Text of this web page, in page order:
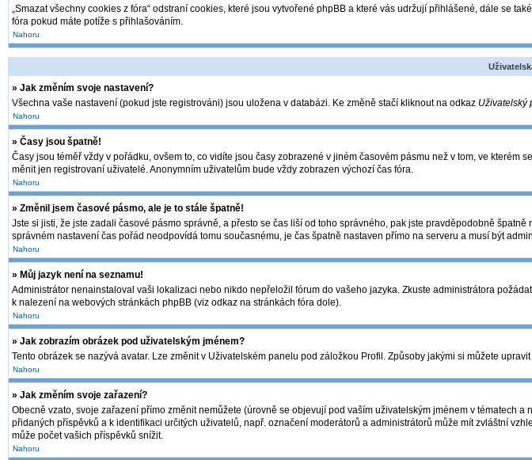
„Smazat všechny cookies z fóra“ odstraní cookies, které jsou vytvořené phpBB a které vás udržují přihlášené, dále se
fóra pokud máte potíže s přihlašováním.
Nahoru
» Jak změním svoje nastavení?
Všechna vaše nastavení (pokud jste registrováni) jsou uložena v databázi. Ke změně stačí kliknout na odkaz Uživatelský
Nahoru
» Časy jsou špatně!
Časy jsou téměř vždy v pořádku, ovšem to, co vidíte jsou časy zobrazené v jiném časovém pásmu než v tom, ve
měnit jen registrovaní uživatelé. Anonymním uživatelům bude vždy zobrazen výchozí čas fóra.
Nahoru
» Změnil jsem časové pásmo, ale je to stále špatně!
Jste si jisti, že jste zadali časové pásmo správně, a přesto se čas liší od toho správného, pak jste pravděpodobně
správném nastavení čas pořád neodpovídá tomu současnému, je čas špatně nastaven přímo na serveru a musí být
Nahoru
» Můj jazyk není na seznamu!
Administrátor nenainstaloval vaši lokalizaci nebo nikdo nepřeložil fórum do vašeho jazyka. Zkuste administrátora
k nalezení na webových stránkách phpBB (viz odkaz na stránkách fóra dole).
Nahoru
» Jak zobrazím obrázek pod uživatelským jménem?
Tento obrázek se nazývá avatar. Lze změnit v Uživatelském panelu pod záložkou Profil. Způsoby jakými si můžete
Nahoru
» Jak změním svoje zařazení?
Obecně vzato, svoje zařazení přímo změnit nemůžete (úrovně se objevují pod vaším uživatelským jménem v tématech
přidaných příspěvků a k identifikaci určitých uživatelů, např. označení moderátorů a administrátorů může mít zvláštní
může počet vašich příspěvků snížit.
Nahoru